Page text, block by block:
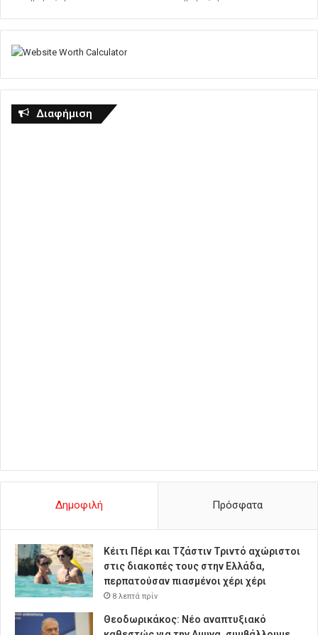
Διαφήμιση
Δημοφιλή Πρόσφατα
Κέιτι Πέρι και Τζάστιν Τριντό αχώριστοι
στις διακοπές τους στην Ελλάδα,
περπατούσαν πιασμένοι χέρι χέρι
8 λεπτά πρίν
Θεοδωρικάκος: Νέο αναπτυξιακό